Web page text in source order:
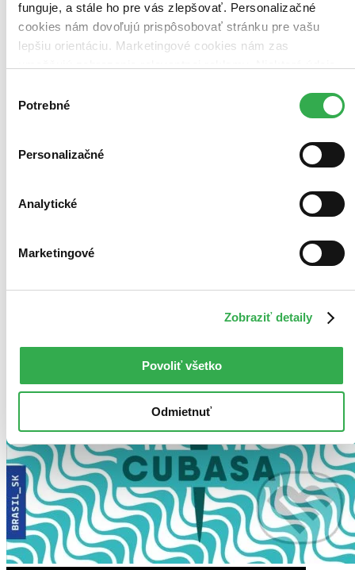
funguje, a stále ho pre vás zlepšovať. Personalizačné
cookies nám dovoľujú prispôsobovať stránku pre vašu
lepšiu orientáciu. Marketingové cookies nám zas
keby sme mohli používať všetky tieto cookies. Ďakujeme!
súhlasu
Potrebné
Personalizačné
Analytické
Marketingové
Zobraziť detaily
Povoliť všetko
Odmietnuť